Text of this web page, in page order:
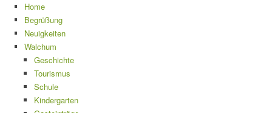
Home
Begrüßung
Neuigkeiten
Walchum
Geschichte
Tourismus
Schule
Kindergarten